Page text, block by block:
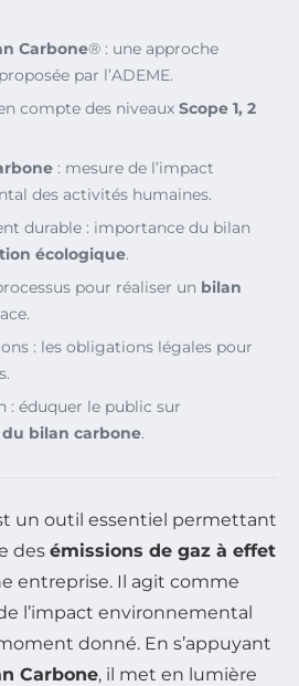
Carbone® : une approche
par l’ADEME.
compte des niveaux Scope 1, 2
: mesure de l’impact
des activités humaines.
durable : importance du bilan
écologique.
pour réaliser un bilan
: les obligations légales pour
: éduquer le public sur
bilan carbone.
un outil essentiel permettant
des émissions de gaz à effet
entreprise. Il agit comme
l’impact environnemental
donné. En s’appuyant
Carbone, il met en lumière